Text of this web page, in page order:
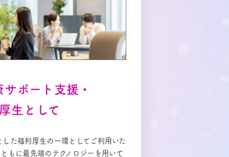
ポート支援・
生として
た福利厚生の一環としてご利用いた
もに最先端のテクノロジーを用いて